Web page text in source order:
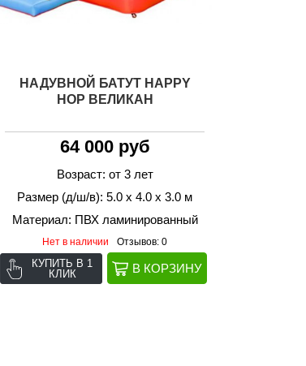
НАДУВНОЙ БАТУТ HAPPY
HOP ВЕЛИКАН
64 000 руб
Возраст: от 3 лет
Размер (д/ш/в): 5.0 х 4.0 х 3.0 м
Материал: ПВХ ламинированный
Нет в наличии Отзывов: 0
КУПИТЬ В 1
КЛИК